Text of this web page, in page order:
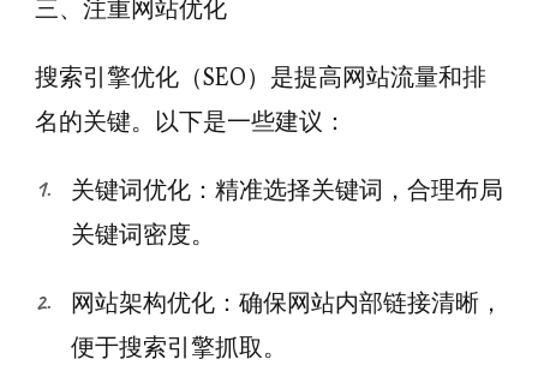
三、注重网站优化
搜索引擎优化（SEO）是提高网站流量和排
名的关键。以下是一些建议：
关键词优化：精准选择关键词，合理布局
关键词密度。
网站架构优化：确保网站内部链接清晰，
便于搜索引擎抓取。